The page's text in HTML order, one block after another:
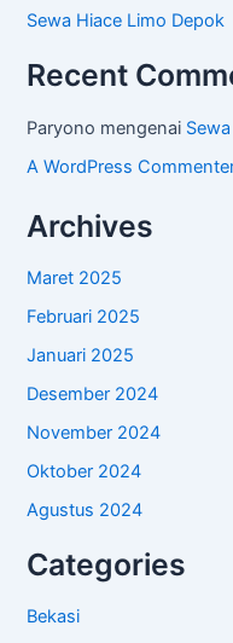
Sewa Hiace Limo Depok
Recent
Paryono mengenai
A WordPress
Archives
Maret 2025
Februari 2025
Januari 2025
Desember 2024
November 2024
Oktober 2024
Agustus 2024
Categories
Bekasi